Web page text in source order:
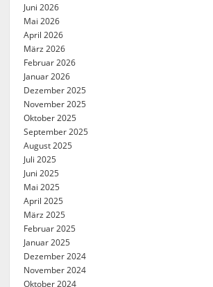
Juni 2026
Mai 2026
April 2026
März 2026
Februar 2026
Januar 2026
Dezember 2025
November 2025
Oktober 2025
September 2025
August 2025
Juli 2025
Juni 2025
Mai 2025
April 2025
März 2025
Februar 2025
Januar 2025
Dezember 2024
November 2024
Oktober 2024